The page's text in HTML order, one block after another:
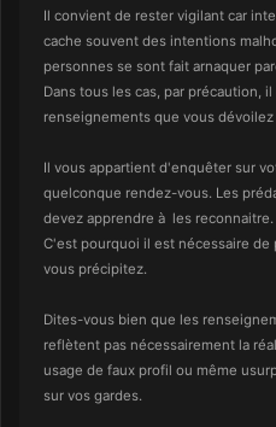
Il convient de rester vigilant car
cache souvent des intentions
personnes se sont fait arnaquer
Dans tous les cas, par précaution,
renseignements que vous dévoilez
Il vous appartient d'enquêter sur
quelconque rendez-vous. Les
devez apprendre à les
C'est pourquoi il est nécessaire
vous précipitez.
Dites-vous bien que les
reflètent pas nécessairement la
usage de faux profil ou même
sur vos gardes.